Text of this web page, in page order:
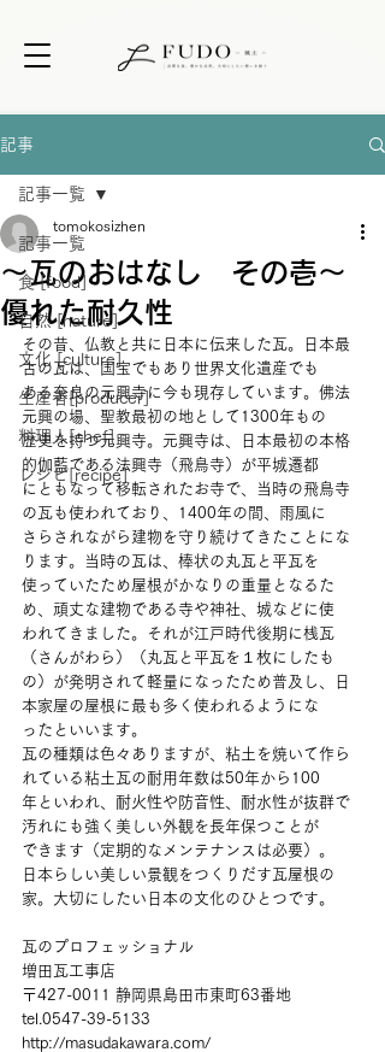
記事
記事一覧
食 [food]
自然 [nature]
文化 [culture]
生産者[producer]
料理人[chef]
レシピ[recipe]
記事一覧
～瓦のおはなし その壱～
優れた耐久性
tomokosizhen
その昔、仏教と共に日本に伝来した瓦。日本最
古の瓦は、国宝でもあり世界文化遺産でも
ある奈良の元興寺に今も現存しています。佛法
元興の場、聖教最初の地として1300年もの
歴史を持つ元興寺。元興寺は、日本最初の本格
的伽藍である法興寺（飛鳥寺）が平城遷都
にともなって移転されたお寺で、当時の飛鳥寺
の瓦も使われており、1400年の間、雨風に
さらされながら建物を守り続けてきたことにな
ります。当時の瓦は、棒状の丸瓦と平瓦を
使っていたため屋根がかなりの重量となるた
め、頑丈な建物である寺や神社、城などに使
われてきました。それが江戸時代後期に桟瓦
（さんがわら）（丸瓦と平瓦を１枚にしたも
の）が発明されて軽量になったため普及し、日
本家屋の屋根に最も多く使われるようにな
ったといいます。
瓦の種類は色々ありますが、粘土を焼いて作ら
れている粘土瓦の耐用年数は50年から100
年といわれ、耐火性や防音性、耐水性が抜群で
汚れにも強く美しい外観を長年保つことが
できます（定期的なメンテナンスは必要）。
日本らしい美しい景観をつくりだす瓦屋根の
家。大切にしたい日本の文化のひとつです。
瓦のプロフェッショナル
増田瓦工事店
〒427-0011 静岡県島田市東町63番地
tel.0547-39-5133
http://masudakawara.com/